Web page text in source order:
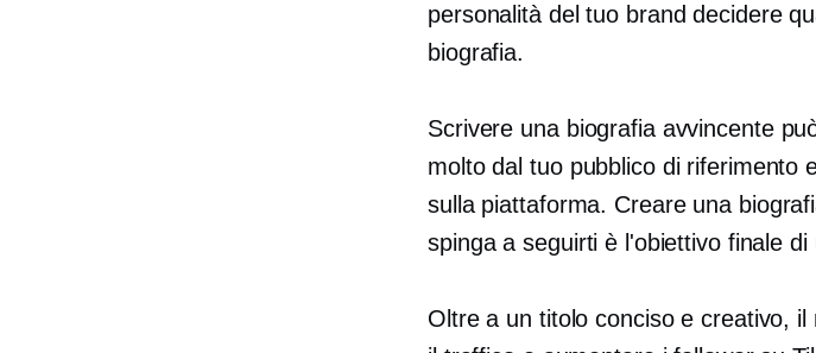
personalità del tuo brand decidere
biografia.
Scrivere una biografia avvincente
molto dal tuo pubblico di riferimento
sulla piattaforma. Creare una
spinga a seguirti è l'obiettivo finale
Oltre a un titolo conciso e creativo,